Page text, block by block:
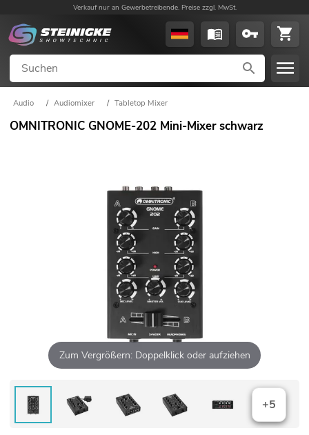
Verkauf nur an Gewerbetreibende. Preise zzgl. MwSt.
Audio / Audiomixer / Tabletop Mixer
OMNITRONIC GNOME-202 Mini-Mixer schwarz
Zum Vergrößern: Doppelklick oder aufziehen
+5